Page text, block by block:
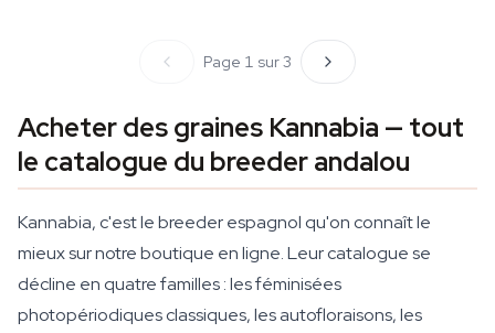
Page 1 sur 3
Acheter des graines Kannabia — tout
le catalogue du breeder andalou
Kannabia, c'est le breeder espagnol qu'on connaît le
mieux sur notre boutique en ligne. Leur catalogue se
décline en quatre familles : les féminisées
photopériodiques classiques, les autofloraisons, les